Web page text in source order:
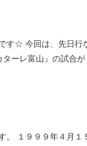
す☆ 今回は、先日
ーレ富山』の試合
。 １９９９年４月